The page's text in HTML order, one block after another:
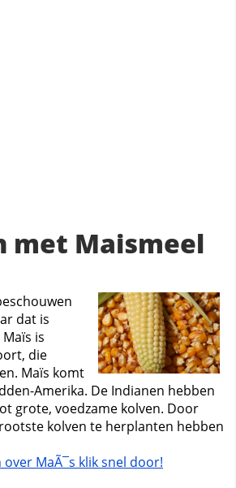
met Maismeel
dat is
is
die
Maïs komt
Amerika. De Indianen hebben
grote, voedzame kolven. Door
kolven te herplanten hebben
MaÃ¯s klik snel door!